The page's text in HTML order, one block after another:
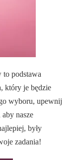
to podstawa
który je będzie
wyboru, upewnij
nasze
były
zadania!